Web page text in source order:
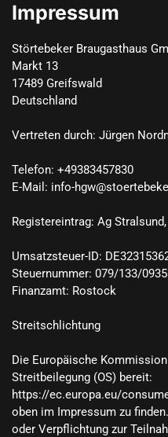
Impressum
Störtebeker Braugasthaus
Markt 13
17489 Greifswald
Deutschland
Vertreten durch: Jürgen
Telefon: +49383457830
E-Mail: info-
Registereintrag: Ag
Umsatzsteuer-ID:
Steuernummer: 079/133/
Finanzamt: Rostock
Streitschlichtung
Die Europäische
Streitbeilegung (OS) bereit:
https://ec.europa.eu/
oben im Impressum zu
oder Verpflichtung zur